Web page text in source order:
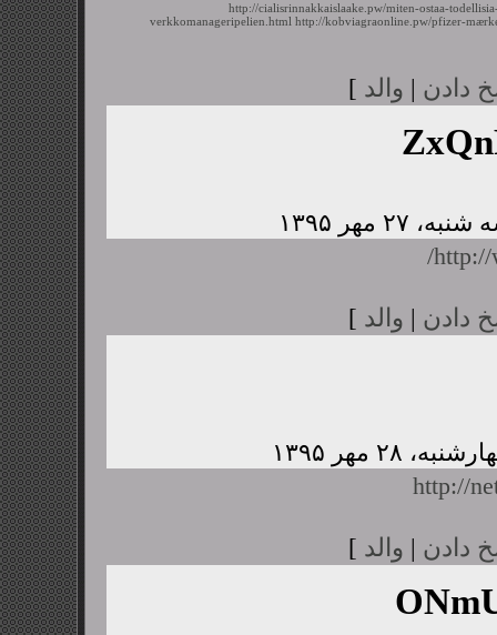
http://cialisrinnakkaislaake.pw/miten-ostaa-
verkkomanageripelien.html http://kobviagraonline.pw/pfizer-
دادن | والد ]
http://
دادن | والد ]
http://
دادن | والد ]